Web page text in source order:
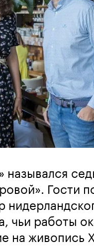
назывался
Гости
чьи работы
на живопись